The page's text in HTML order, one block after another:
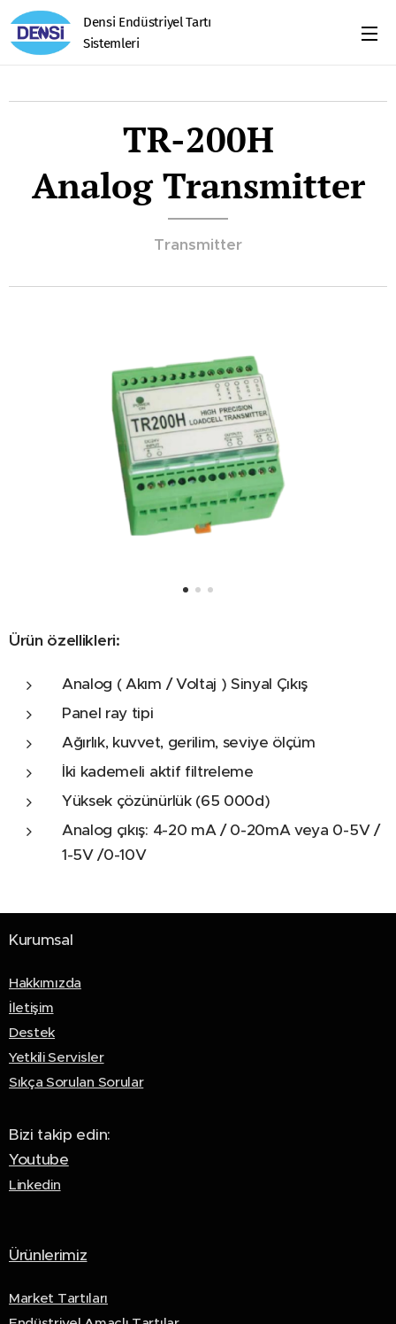
Densi Endüstriyel Tartı
Sistemleri
TR-200H
Analog Transmitter
Transmitter
Ürün özellikleri:
Analog ( Akım / Voltaj ) Sinyal Çıkış
Panel ray tipi
Ağırlık, kuvvet, gerilim, seviye ölçüm
İki kademeli aktif filtreleme
Yüksek çözünürlük (65 000d)
Analog çıkış: 4-20 mA / 0-20mA veya 0-5V /
1-5V /0-10V
Kurumsal
Hakkımızda
İletişim
Destek
Yetkili Servisler
Sıkça Sorulan Sorular
Bizi takip edin:
Youtube
Linkedin
Ürünlerimiz
Market Tartıları